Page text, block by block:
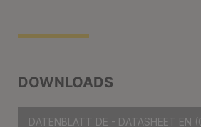
DOWNLOADS
DATENBLATT DE - DATASHEET EN